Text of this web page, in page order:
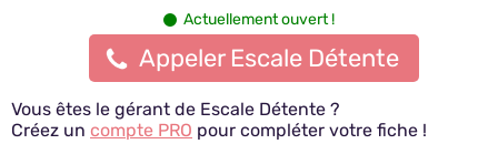
Actuellement ouvert !
Appeler Escale Détente
Vous êtes le gérant de Escale Détente ?
Créez un compte PRO pour compléter votre fiche !